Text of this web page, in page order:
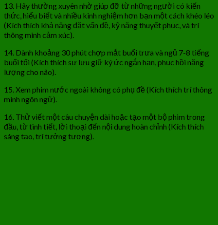
13. Hãy thường xuyên nhờ giúp đỡ từ những người có kiến
thức, hiểu biết và nhiều kinh nghiệm hơn bạn một cách khéo léo
(Kích thích khả năng đặt vấn đề, kỹ năng thuyết phục, và trí
thông minh cảm xúc).
14. Dành khoảng 30 phút chợp mắt buổi trưa và ngủ 7-8 tiếng
buổi tối (Kích thích sự lưu giữ ký ức ngắn hạn, phục hồi năng
lượng cho não).
15. Xem phim nước ngoài không có phụ đề (Kích thích trí thông
minh ngôn ngữ).
16. Thử viết một câu chuyện dài hoặc tạo một bộ phim trong
đầu, từ tình tiết, lời thoại đến nội dung hoàn chỉnh (Kích thích
sáng tạo, trí tưởng tượng).